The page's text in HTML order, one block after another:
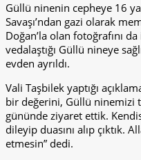
Güllü ninenin cepheye 16
Savaşı’ndan gazi olarak
Doğan’la olan fotoğrafını
vedalaştığı Güllü nineye
evden ayrıldı.
Vali Taşbilek yaptığı
bir değerini, Güllü ninemizi
gününde ziyaret ettik.
dileyip duasını alıp çıktık.
etmesin” dedi.